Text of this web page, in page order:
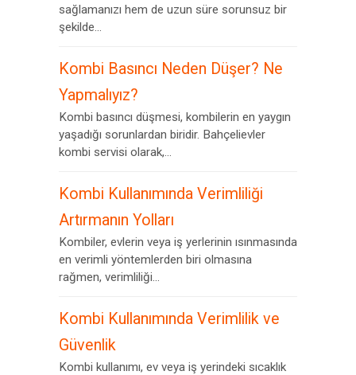
sağlamanızı hem de uzun süre sorunsuz bir
şekilde...
Kombi Basıncı Neden Düşer? Ne
Yapmalıyız?
Kombi basıncı düşmesi, kombilerin en yaygın
yaşadığı sorunlardan biridir. Bahçelievler
kombi servisi olarak,...
Kombi Kullanımında Verimliliği
Artırmanın Yolları
Kombiler, evlerin veya iş yerlerinin ısınmasında
en verimli yöntemlerden biri olmasına
rağmen, verimliliği...
Kombi Kullanımında Verimlilik ve
Güvenlik
Kombi kullanımı, ev veya iş yerindeki sıcaklık